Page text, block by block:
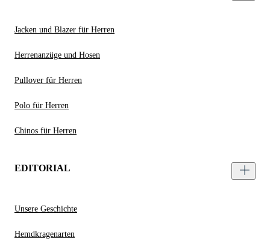
Jacken und Blazer für Herren
Herrenanzüge und Hosen
Pullover für Herren
Polo für Herren
Chinos für Herren
EDITORIAL
Unsere Geschichte
Hemdkragenarten